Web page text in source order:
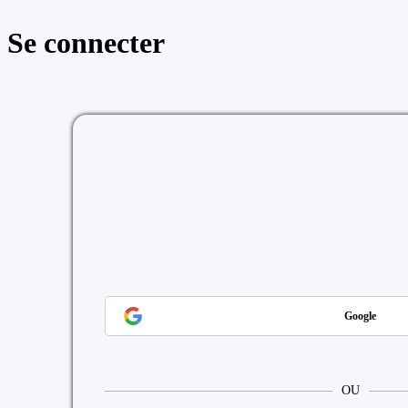
Se connecter
Google
OU